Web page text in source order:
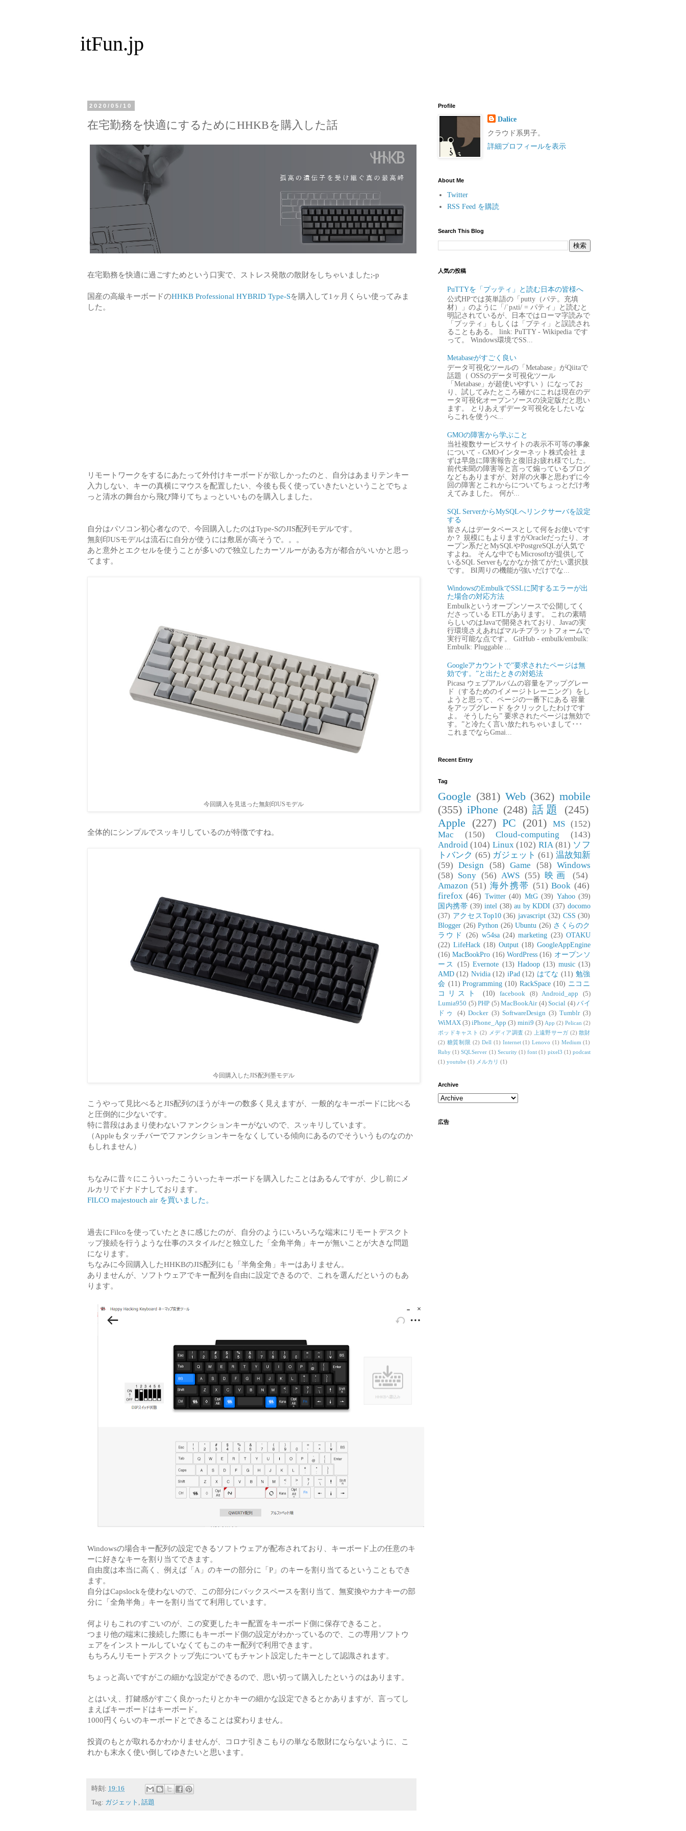
itFun.jp
2020/05/10
在宅勤務を快適にするためにHHKBを購入した話
在宅勤務を快適に過ごすためという口実で、ストレス発散の散財をしちゃいました;-p
国産の高級キーボードのHHKB Professional HYBRID Type-Sを購入して1ヶ月くらい使ってみま
した。
リモートワークをするにあたって外付けキーボードが欲しかったのと、自分はあまりテンキー
入力しない、キーの真横にマウスを配置したい、今後も長く使っていきたいということでちょ
っと清水の舞台から飛び降りてちょっといいものを購入しました。
自分はパソコン初心者なので、今回購入したのはType-SのJIS配列モデルです。
無刻印USモデルは流石に自分が使うには敷居が高そうで。。。
あと意外とエクセルを使うことが多いので独立したカーソルーがある方が都合がいいかと思っ
てます。
今回購入を見送った無刻印USモデル
全体的にシンプルでスッキリしているのが特徴ですね。
今回購入したJIS配列墨モデル
こうやって見比べるとJIS配列のほうがキーの数多く見えますが、一般的なキーボードに比べる
と圧倒的に少ないです。
特に普段はあまり使わないファンクションキーがないので、スッキリしています。
（Appleもタッチバーでファンクションキーをなくしている傾向にあるのでそういうものなのか
もしれません）
ちなみに昔々にこういったこういったキーボードを購入したことはあるんですが、少し前にメ
ルカリでドナドナしております。
FILCO majestouch air を買いました。
過去にFilcoを使っていたときに感じたのが、自分のようにいろいろな端末にリモートデスクト
ップ接続を行うような仕事のスタイルだと独立した「全角半角」キーが無いことが大きな問題
になります。
ちなみに今回購入したHHKBのJIS配列にも「半角全角」キーはありません。
ありませんが、ソフトウェアでキー配列を自由に設定できるので、これを選んだというのもあ
ります。
Windowsの場合キー配列の設定できるソフトウェアが配布されており、キーボード上の任意のキ
ーに好きなキーを割り当てできます。
自由度は本当に高く、例えば「A」のキーの部分に「P」のキーを割り当てるということもでき
ます。
自分はCapslockを使わないので、この部分にバックスペースを割り当て、無変換やカナキーの部
分に「全角半角」キーを割り当てて利用しています。
何よりもこれのすごいのが、この変更したキー配置をキーボード側に保存できること。
つまり他の端末に接続した際にもキーボード側の設定がわかっているので、この専用ソフトウ
ェアをインストールしていなくてもこのキー配列で利用できます。
もちろんリモートデスクトップ先についてもチャント設定したキーとして認識されます。
ちょっと高いですがこの細かな設定ができるので、思い切って購入したというのはあります。
とはいえ、打鍵感がすごく良かったりとかキーの細かな設定できるとかありますが、言ってし
まえばキーボードはキーボード。
1000円くらいのキーボードとできることは変わりません。
投資のもとが取れるかわかりませんが、コロナ引きこもりの単なる散財にならないように、こ
れかも末永く使い倒してゆきたいと思います。
時刻: 19:16
Tag: ガジェット , 話題
Profile
Dalice
クラウド系男子。
詳細プロフィールを表示
About Me
Twitter
RSS Feed を購読
Search This Blog
人気の投稿
PuTTYを「プッティ」と読む日本の皆様へ
公式HPでは英単語の「putty（パテ。充填
材）」のように「/ˈpʌti/ = パティ」と読むと
明記されているが、日本ではローマ字読みで
「プッティ」もしくは「プティ」と誤読され
ることもある。 link: PuTTY - Wikipedia です
って。 Windows環境でSS...
Metabaseがすごく良い
データ可視化ツールの「Metabase」がQiitaで
話題（ OSSのデータ可視化ツール
「Metabase」が超使いやすい ）になってお
り、試してみたところ確かにこれは現在のデ
ータ可視化オープンソースの決定版だと思い
ます。 とりあえずデータ可視化をしたいな
らこれを使うべ...
GMOの障害から学ぶこと
当社複数サービスサイトの表示不可等の事象
について - GMOインターネット株式会社 ま
ずは早急に障害報告と復旧お疲れ様でした。
前代未聞の障害等と言って煽っているブログ
などもありますが、対岸の火事と思わずに今
回の障害とこれからについてちょっとだけ考
えてみました。 何が...
SQL ServerからMySQLへリンクサーバを設定
する
皆さんはデータベースとして何をお使いです
か？ 規模にもよりますがOracleだったり、オ
ープン系だとMySQLやPostgreSQLが人気で
すよね。 そんな中でもMicrosoftが提供して
いるSQL Serverもなかなか捨てがたい選択肢
です。 BI周りの機能が強いだけでな...
WindowsのEmbulkでSSLに関するエラーが出
た場合の対応方法
Embulkというオープンソースで公開してく
ださっている ETLがあります。 これの素晴
らしいのはJavaで開発されており、Javaの実
行環境さえあればマルチプラットフォームで
実行可能な点です。 GitHub - embulk/embulk:
Embulk: Pluggable ...
Googleアカウントで”要求されたページは無
効です。”と出たときの対処法
Picasa ウェブアルバムの容量をアップグレー
ド（するためのイメージトレーニング）をし
ようと思って、ページの一番下にある 容量
をアップグレード をクリックしたわけです
よ。 そうしたら” 要求されたページは無効で
す。”と冷たく言い放たれちゃいまして･･･
これまでならGmai...
Recent Entry
Tag
Google (381) Web (362) mobile
(355) iPhone (248) 話題
(245)
Apple (227) PC (201) MS (152)
Mac
(150) Cloud-computing
(143)
Android (104) Linux (102) RIA (81) ソフ
トバンク (65) ガジェット (61) 温故知新
(59)
Design (58) Game (58) Windows
(58) Sony (56) AWS (55) 映画
(54)
Amazon (51) 海外携帯 (51) Book (46)
firefox (46) Twitter (40) MtG (39) Yahoo (39)
国内携帯 (39) intel (38) au by KDDI (37) docomo
(37) アクセスTop10 (36) javascript (32) CSS (30)
Blogger (26) Python (26) Ubuntu (26) さくらのク
ラウド
(26) w54sa (24) marketing (23) OTAKU
(22) LifeHack (18) Output (18) GoogleAppEngine
(16) MacBookPro (16) WordPress (16) オープンソ
ース
(15) Evernote (13) Hadoop (13) music (13)
AMD (12) Nvidia (12) iPad (12) はてな (11) 勉強
会 (11) Programming (10) RackSpace (10) ニコニ
コリスト
(10) facebook (8) Android_app
(5)
Lumia950 (5) PHP (5) MacBookAir (4) Social (4) バイ
ドゥ
(4) Docker (3) SoftwareDesign (3) Tumblr (3)
WiMAX (3) iPhone_App (3) mini9 (3) App (2) Pelican (2)
ポッドキャスト (2) メディア調査 (2) 上遠野サーガ (2) 散財
(2) 糖質制限 (2) Dell (1) Internet (1) Lenovo (1) Medium (1)
Ruby (1) SQLServer (1) Security (1) font (1) pixel3 (1) podcast
(1) youtube (1) メルカリ (1)
Archive
広告